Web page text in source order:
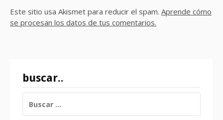
Este sitio usa Akismet para reducir el spam. Aprende cómo
se procesan los datos de tus comentarios.
buscar..